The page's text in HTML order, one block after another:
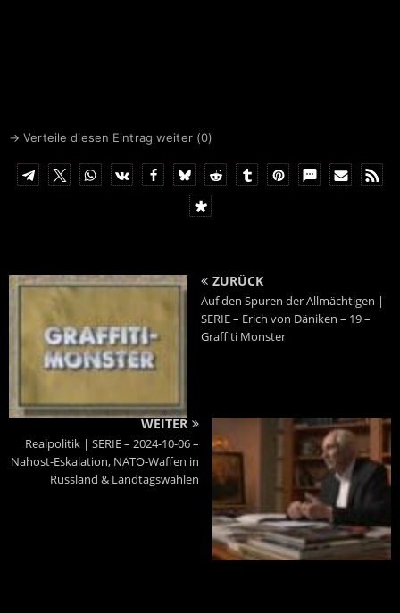
→ Verteile diesen Eintrag weiter (0)
ZURÜCK
Auf den Spuren der Allmächtigen |
SERIE – Erich von Däniken – 19 –
Graffiti Monster
WEITER
Realpolitik | SERIE – 2024-10-06 –
Nahost-Eskalation, NATO-Waffen in
Russland & Landtagswahlen